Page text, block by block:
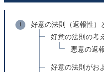
好意の法則（返報性）
好意の法則の考
悪意の返
好意の法則がお